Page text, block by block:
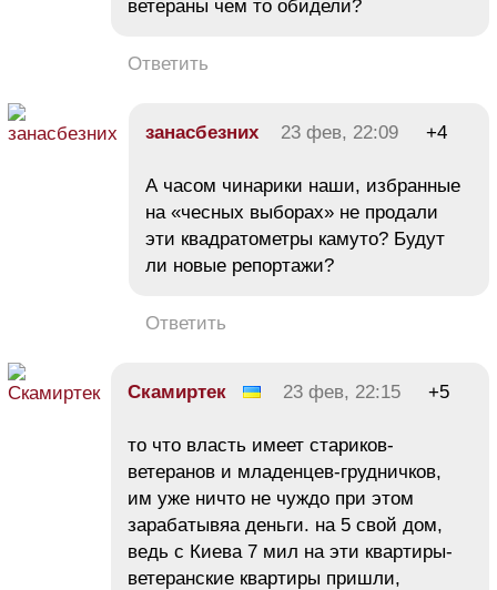
ветераны чем то обидели?
Ответить
занасбезних 23 фев, 22:09 +4
А часом чинарики наши, избранные
на «чесных выборах» не продали
эти квадратометры камуто? Будут
ли новые репортажи?
Ответить
Скамиртек 23 фев, 22:15 +5
то что власть имеет стариков-
ветеранов и младенцев-грудничков,
им уже ничто не чуждо при этом
зарабатывяа деньги. на 5 свой дом,
ведь с Киева 7 мил на эти квартиры-
ветеранские квартиры пришли,